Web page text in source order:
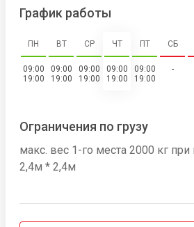
График работы
ПН
09:00
19:00
ВТ
09:00
19:00
СР
09:00
19:00
ЧТ
09:00
19:00
ПТ
09:00
19:00
СБ
-
Ограничения по грузу
макс. вес 1-го места 2000 кг при
2,4м * 2,4м